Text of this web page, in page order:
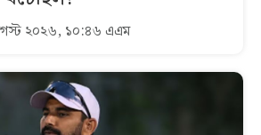
২০২৬, ১০:৪৬ এএম